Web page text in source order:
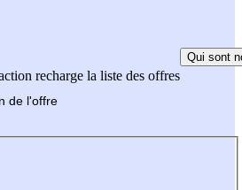
recharge la liste des offres
Qui sont
de l'offre